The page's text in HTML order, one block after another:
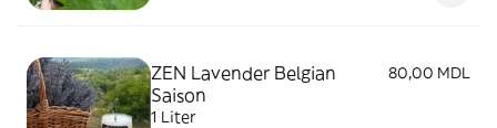
ZEN Lavender Belgian
Saison
80,00 MDL
1 Liter